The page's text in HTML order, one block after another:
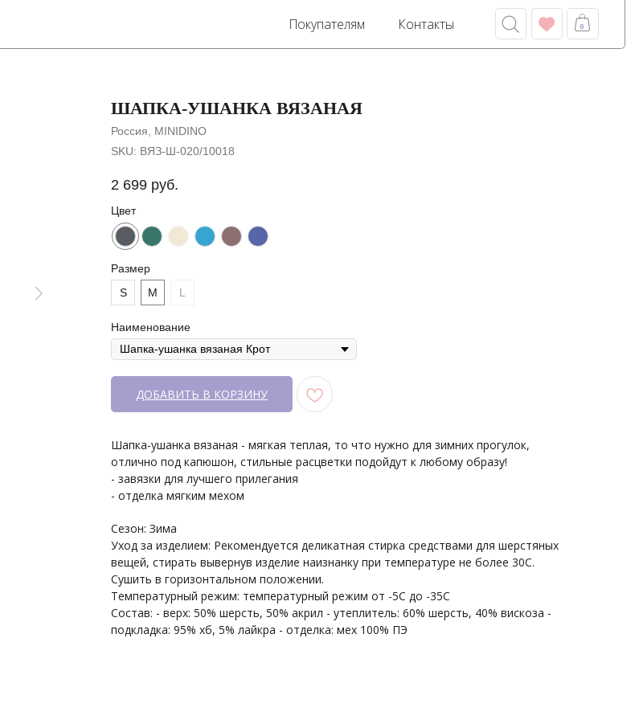
Контакты
ШАПКА-УШАНКА ВЯЗАНАЯ
Россия, MINIDINO
SKU: ВЯЗ-Ш-020/10018
2 699 руб.
Цвет
Размер
S
M L
Наименование
ДОБАВИТЬ В КОРЗИНУ
Шапка-ушанка вязаная - мягкая теплая, то что нужно для зимних прогулок,
отлично под капюшон, стильные расцветки подойдут к любому образу!
- завязки для лучшего прилегания
- отделка мягким мехом
Сезон: Зима
Уход за изделием: Рекомендуется деликатная стирка средствами для шерстяных
вещей, стирать вывернув изделие наизнанку при температуре не более 30С.
Сушить в горизонтальном положении.
Температурный режим: температурный режим от -5С до -35С
Состав: - верх: 50% шерсть, 50% акрил - утеплитель: 60% шерсть, 40% вискоза -
подкладка: 95% хб, 5% лайкра - отделка: мех 100% ПЭ